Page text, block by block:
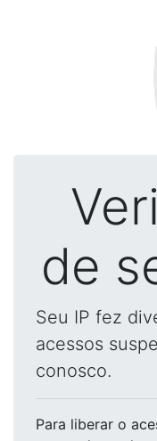
de
Seu IP fez
acessos
conosco.
Para liberar o